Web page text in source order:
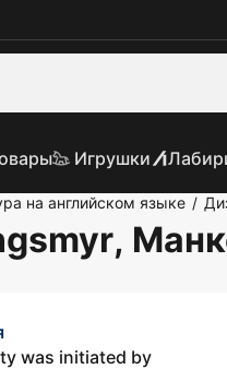
Игрушки
на английском языке /
was initiated by